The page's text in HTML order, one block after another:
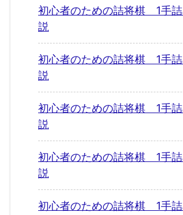
初心者のための詰将棋 1手
説
初心者のための詰将棋 1手
説
初心者のための詰将棋 1手
説
初心者のための詰将棋 1手
説
初心者のための詰将棋 1手